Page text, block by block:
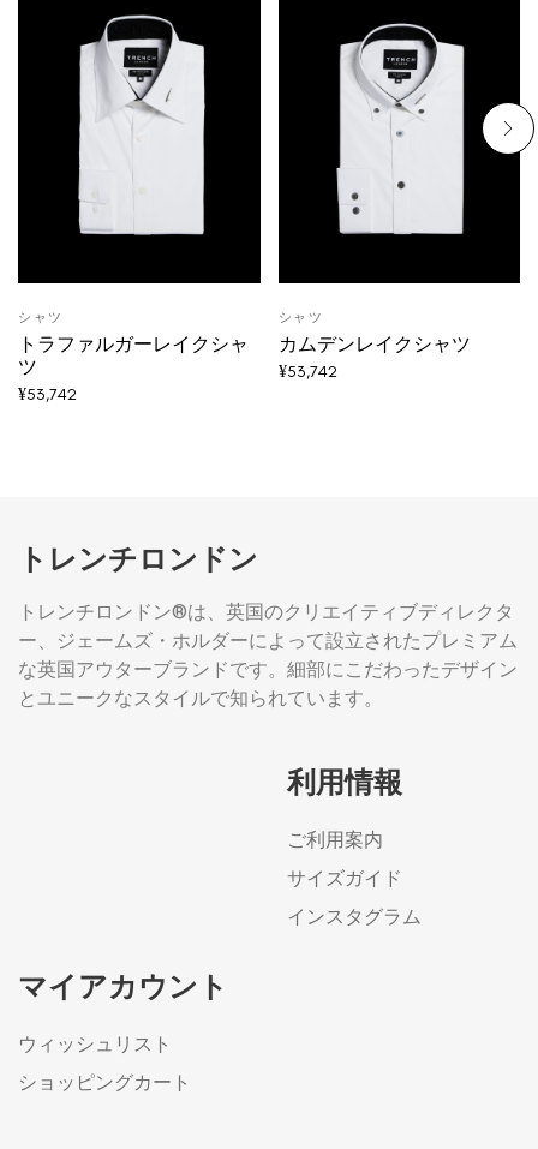
シャツ
トラファルガーレイクシャ
ツ
¥53,742
シャツ
カムデンレイクシャツ
¥53,742
トレンチロンドン
トレンチロンドン®は、英国のクリエイティブディレクタ
ー、ジェームズ・ホルダーによって設立されたプレミアム
な英国アウターブランドです。細部にこだわったデザイン
とユニークなスタイルで知られています。
利用情報
ご利用案内
サイズガイド
インスタグラム
マイアカウント
ウィッシュリスト
ショッピングカート